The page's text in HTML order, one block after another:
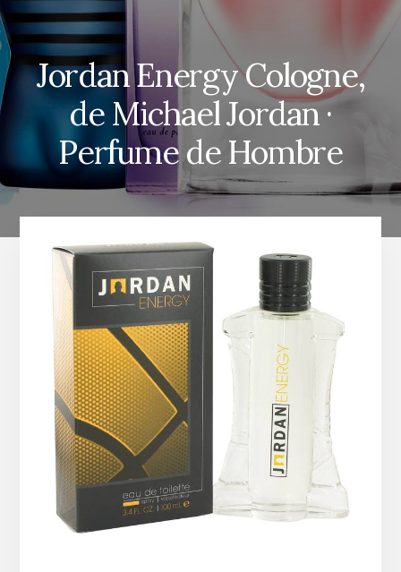
Jordan Energy Cologne,
de Michael Jordan ·
Perfume de Hombre